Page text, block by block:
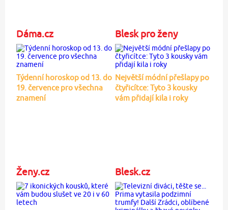
Dáma.cz
Týdenní horoskop od 13. do
19. července pro všechna
znamení
Blesk pro ženy
Největší módní přešlapy po
čtyřicítce: Tyto 3 kousky
vám přidají kila i roky
Ženy.cz Blesk.cz